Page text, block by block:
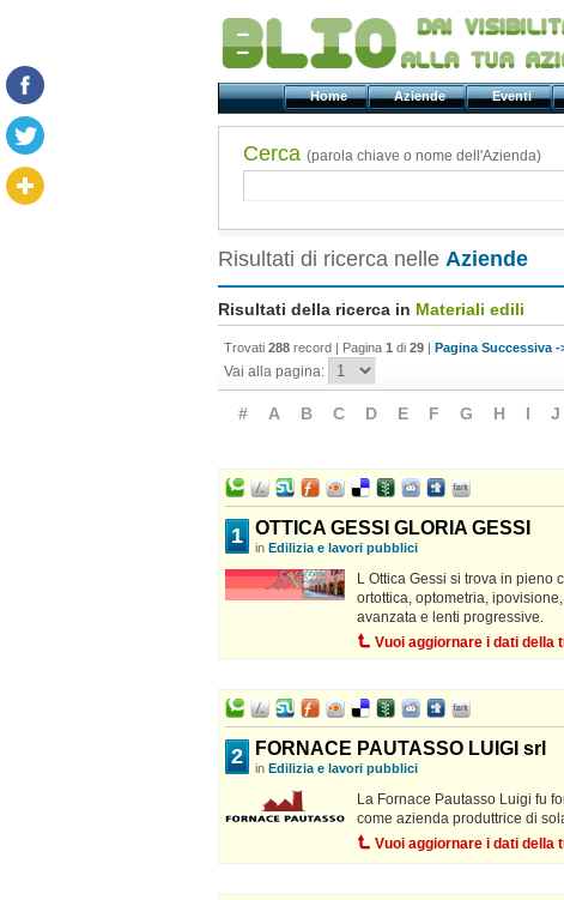
Home Aziende Eventi
Cerca (parola chiave o nome dell'Azienda)
Risultati di ricerca nelle Aziende
Risultati della ricerca in Materiali edili
Trovati 288 record | Pagina 1 di 29 Pagina Successiva -
Vai alla pagina:
# A B C D E F G H I J
1 OTTICA GESSI GLORIA GESSI
in Edilizia e lavori pubblici
L Ottica Gessi si trova in pieno
ortottica, optometria,
avanzata e lenti progressive.
Vuoi aggiornare i dati della
2 FORNACE PAUTASSO LUIGI srl
in Edilizia e lavori pubblici
La Fornace Pautasso Luigi fu
come azienda produttrice di
Vuoi aggiornare i dati della